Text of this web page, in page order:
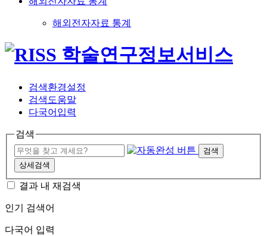
해외전자자료 통계
검색환경설정
검색도움말
다국어입력
검색
검색
상세검색
결과 내 재검색
인기 검색어
다국어 입력